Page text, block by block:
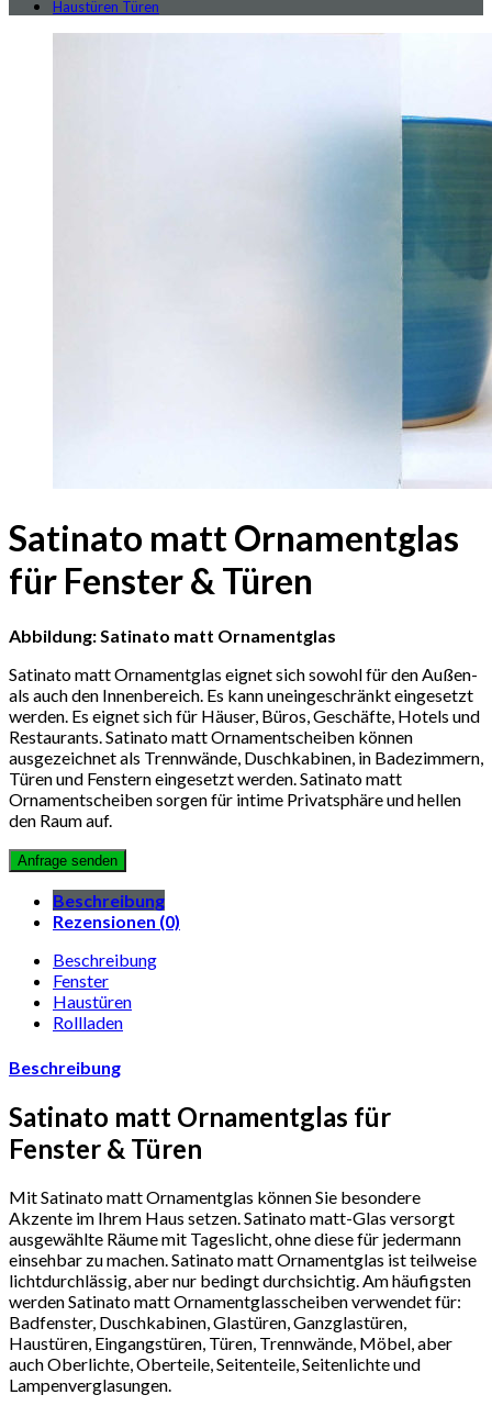
Satinato matt Ornamentglas
für Fenster & Türen
Abbildung: Satinato matt Ornamentglas
Satinato matt Ornamentglas eignet sich sowohl für den Außen-
als auch den Innenbereich. Es kann uneingeschränkt eingesetzt
werden. Es eignet sich für Häuser, Büros, Geschäfte, Hotels und
Restaurants. Satinato matt Ornamentscheiben können
ausgezeichnet als Trennwände, Duschkabinen, in Badezimmern,
Türen und Fenstern eingesetzt werden. Satinato matt
Ornamentscheiben sorgen für intime Privatsphäre und hellen
den Raum auf.
Beschreibung
Rezensionen (0)
Beschreibung
Fenster
Haustüren
Rollladen
Beschreibung
Satinato matt Ornamentglas für
Fenster & Türen
Mit Satinato matt Ornamentglas können Sie besondere
Akzente im Ihrem Haus setzen. Satinato matt-Glas versorgt
ausgewählte Räume mit Tageslicht, ohne diese für jedermann
einsehbar zu machen. Satinato matt Ornamentglas ist teilweise
lichtdurchlässig, aber nur bedingt durchsichtig. Am häufigsten
werden Satinato matt Ornamentglasscheiben verwendet für:
Badfenster, Duschkabinen, Glastüren, Ganzglastüren,
Haustüren, Eingangstüren, Türen, Trennwände, Möbel, aber
auch Oberlichte, Oberteile, Seitenteile, Seitenlichte und
Lampenverglasungen.